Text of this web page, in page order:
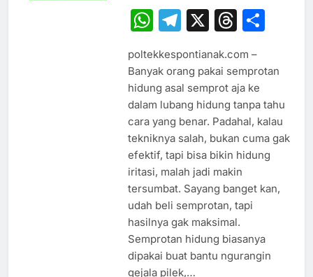
WhatsApp
Telegram
X
poltekkespontianak.com –
Banyak orang pakai semprotan
hidung asal semprot aja ke
dalam lubang hidung tanpa tahu
cara yang benar. Padahal, kalau
tekniknya salah, bukan cuma gak
efektif, tapi bisa bikin hidung
iritasi, malah jadi makin
tersumbat. Sayang banget kan,
udah beli semprotan, tapi
hasilnya gak maksimal.
Semprotan hidung biasanya
dipakai buat bantu ngurangin
gejala pilek,…